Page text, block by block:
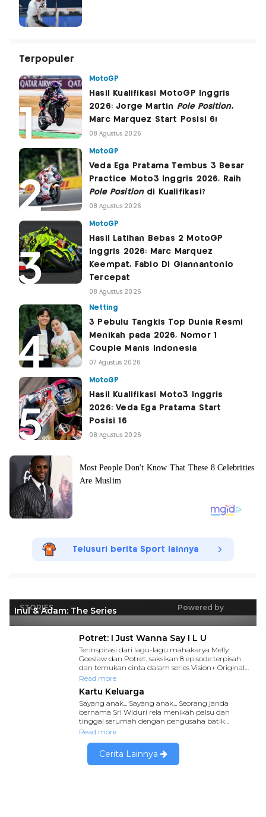
Terpopuler
MotoGP
Hasil Kualifikasi MotoGP Inggris
2026: Jorge Martin Pole Position,
Marc Marquez Start Posisi 6!
08 Agustus 2026
MotoGP
Veda Ega Pratama Tembus 3 Besar
Practice Moto3 Inggris 2026, Raih
Pole Positiondi Kualifikasi?
08 Agustus 2026
MotoGP
Hasil Latihan Bebas 2 MotoGP
Inggris 2026: Marc Marquez
Keempat, Fabio Di Giannantonio
Tercepat
08 Agustus 2026
Netting
3 Pebulu Tangkis Top Dunia Resmi
Menikah pada 2026, Nomor 1
Couple Manis Indonesia
07 Agustus 2026
MotoGP
Hasil Kualifikasi Moto3 Inggris
2026: Veda Ega Pratama Start
Posisi 16
08 Agustus 2026
Telusuri berita Sport lainnya